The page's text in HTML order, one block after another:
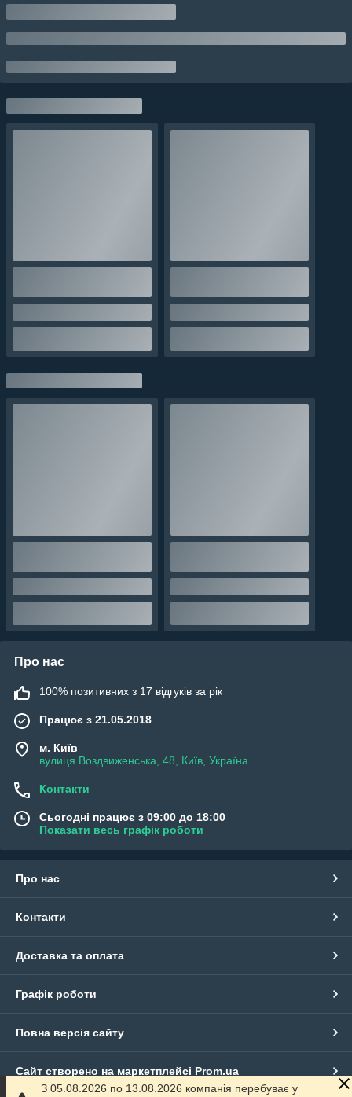
Про нас
100% позитивних з 17 відгуків за рік
Працює з 21.05.2018
м. Київ
вулиця Воздвиженська, 48, Київ, Україна
Контакти
Сьогодні працює з 09:00 до 18:00
Показати весь графік роботи
Про нас
Контакти
Доставка та оплата
Графік роботи
Повна версія сайту
Сайт створено на маркетплейсі Prom.ua
З 05.08.2026 по 13.08.2026 компанія перебуває у